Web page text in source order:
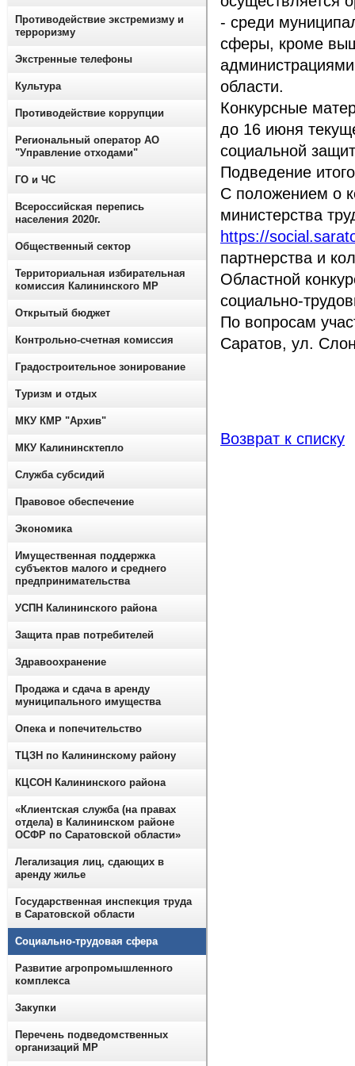
- среди
сферы, кроме
области.
Конкурсные
до 16 июня
социальной
Подведение
С положением о
министерства
https://
партнерства и
Областной
социально-
По вопросам
Саратов, ул.
Возврат к списку
Противодействие экстремизму и
терроризму
Экстренные телефоны
Культура
Противодействие коррупции
Региональный оператор АО
"Управление отходами"
ГО и ЧС
Всероссийская перепись
населения 2020г.
Общественный сектор
Территориальная избирательная
комиссия Калининского МР
Открытый бюджет
Контрольно-счетная комиссия
Градостроительное зонирование
Туризм и отдых
МКУ КМР "Архив"
МКУ Калининсктепло
Служба субсидий
Правовое обеспечение
Экономика
Имущественная поддержка
субъектов малого и среднего
предпринимательства
УСПН Калининского района
Защита прав потребителей
Здравоохранение
Продажа и сдача в аренду
муниципального имущества
Опека и попечительство
ТЦЗН по Калининскому району
КЦСОН Калининского района
«Клиентская служба (на правах
отдела) в Калининском районе
ОСФР по Саратовской области»
Легализация лиц, сдающих в
аренду жилье
Государственная инспекция труда
в Саратовской области
Социально-трудовая сфера
Развитие агропромышленного
комплекса
Закупки
Перечень подведомственных
организаций МР